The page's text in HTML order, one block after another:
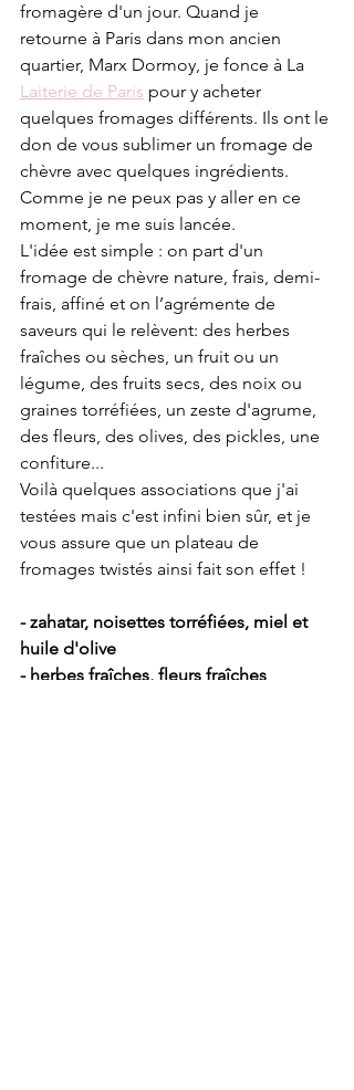
fromagère d'un jour. Quand je
retourne à Paris dans mon ancien
quartier, Marx Dormoy, je fonce à La
Laiterie de Paris pour y acheter
quelques fromages différents. Ils ont le
don de vous sublimer un fromage de
chèvre avec quelques ingrédients.
Comme je ne peux pas y aller en ce
moment, je me suis lancée.
L'idée est simple : on part d'un
fromage de chèvre nature, frais, demi-
frais, affiné et on l’agrémente de
saveurs qui le relèvent: des herbes
fraîches ou sèches, un fruit ou un
légume, des fruits secs, des noix ou
graines torréfiées, un zeste d'agrume,
des fleurs, des olives, des pickles, une
confiture...
Voilà quelques associations que j'ai
testées mais c'est infini bien sûr, et je
vous assure que un plateau de
fromages twistés ainsi fait son effet !
- zahatar, noisettes torréfiées, miel et
huile d'olive
- herbes fraîches, fleurs fraîches